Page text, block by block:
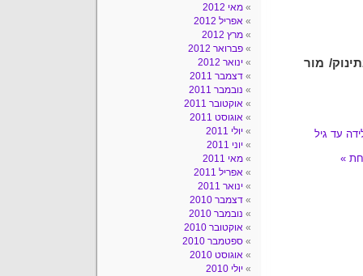
מור
עד גיל
»
מאי 2012
אפריל 2012
מרץ 2012
פברואר 2012
ינואר 2012
דצמבר 2011
נובמבר 2011
אוקטובר 2011
אוגוסט 2011
יולי 2011
יוני 2011
מאי 2011
אפריל 2011
ינואר 2011
דצמבר 2010
נובמבר 2010
אוקטובר 2010
ספטמבר 2010
אוגוסט 2010
יולי 2010